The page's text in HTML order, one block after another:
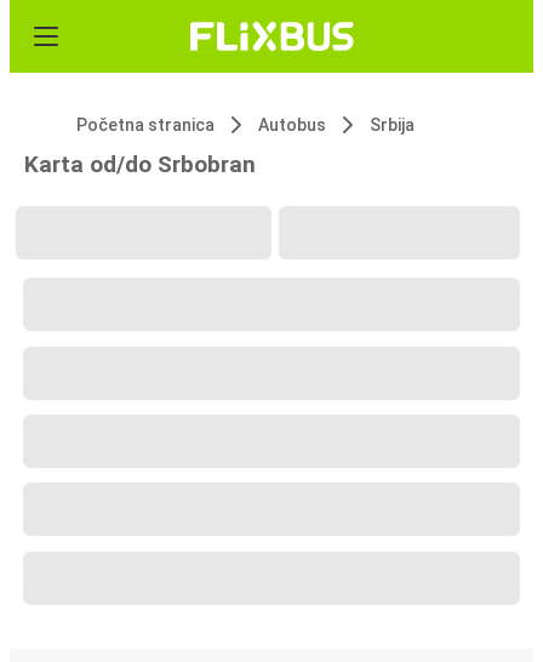
Početna stranica Autobus Srbija
Karta od/do Srbobran